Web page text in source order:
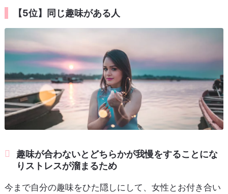
【5位】同じ趣味がある人
趣味が合わないとどちらかが我慢をすることにな
りストレスが溜まるため
今まで自分の趣味をひた隠しにして、女性とお付き合い